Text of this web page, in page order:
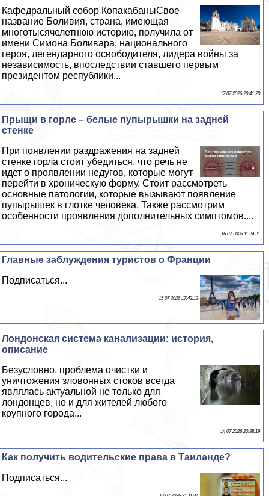
Кафедральный собор КопакабаныСвое
название Боливия, страна, имеющая
многотысячелетнюю историю, получила от
имени Симона Боливара, национального
героя, легендарного освободителя, лидера войны за
независимость, впоследствии ставшего первым
президентом республики...
17 07 2026 20:41:20
Прыщи в горле – белые пупырышки на задней
стенке
При появлении раздражения на задней
стенке горла стоит убедиться, что речь не
идет о проявлении недугов, которые могут
перейти в хроническую форму. Стоит рассмотреть
основные патологии, которые вызывают появление
пупырышек в глотке человека. Также рассмотрим
особенности проявления дополнительных симптомов....
16 07 2026 11:24:21
Главные заблуждения туристов о Франции
Подписаться...
15 07 2026 17:43:12
Лондонская система канализации: история,
описание
Безусловно, проблема очистки и
уничтожения зловонных стоков всегда
являлась актуальной не только для
лондонцев, но и для жителей любого
крупного города...
14 07 2026 20:38:19
Как получить водительские права в Таиланде?
Подписаться...